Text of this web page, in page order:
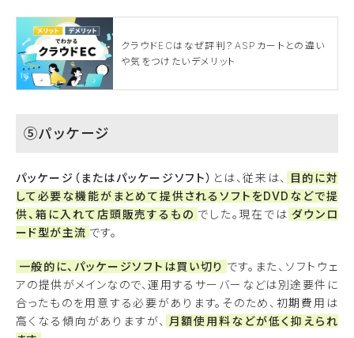
クラウドECはなぜ評判？ASPカートとの違い
や気をつけたいデメリット
⑤パッケージ
パッケージ（またはパッケージソフト） とは、従来は、
目的に対
して必要な機能がまとめて提供されるソフトをDVDなどで提
供、箱に入れて店頭販売するもの でした。現在では ダウンロ
ード型が主流 です。
一般的に、パッケージソフトは買い切り です。また、ソフトウェ
アの提供がメインなので、運用するサーバーなどは別途要件に
合ったものを用意する必要があります。そのため、初期費用は
高くなる傾向がありますが、 月額使用料などが低く抑えられ